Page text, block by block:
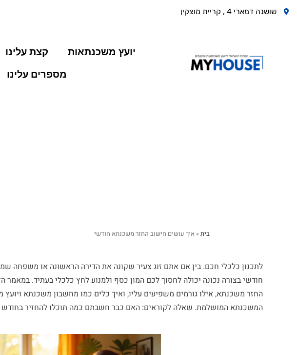
שושנה דמארי 4 , קריית מוצקין
יועץ משכנתאות קצת עלינו
מספרים עלינו
בית»איך עושים חישוב החזר משכנתא חודשי
לתכנון כלכלי חכם. בין אם אתם זוג צעיר שקונה את הדירה הראשונה או משפחה
חודשי בצורה נכונה יכולה לחסוך לכם המון כסף ולמנוע לחץ כלכלי בעתיד.
החזר משכנתא, אילו גורמים משפיעים עליו, ואיך כלים כמו מחשבון משכנתא
המשכנתא המושלמת. שאלה לקוראים: האם כבר חשבתם כמה תוכלו להחזיר